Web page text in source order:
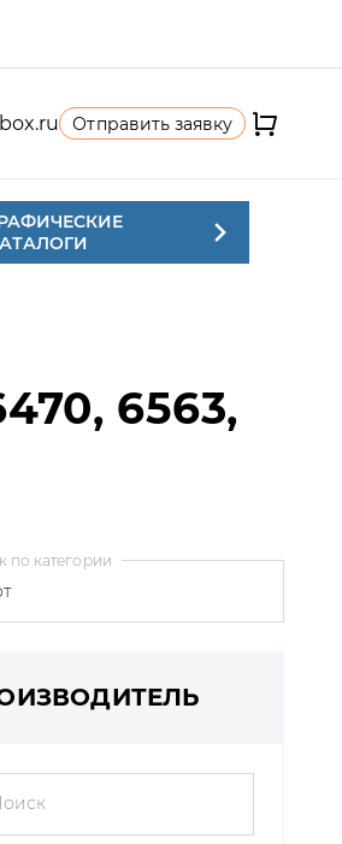
Отправить заявку
6563,
по категории